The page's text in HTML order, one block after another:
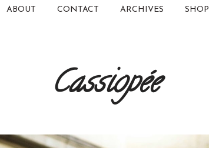
ABOUT CONTACT ARCHIVES SHOP
Cassiopée